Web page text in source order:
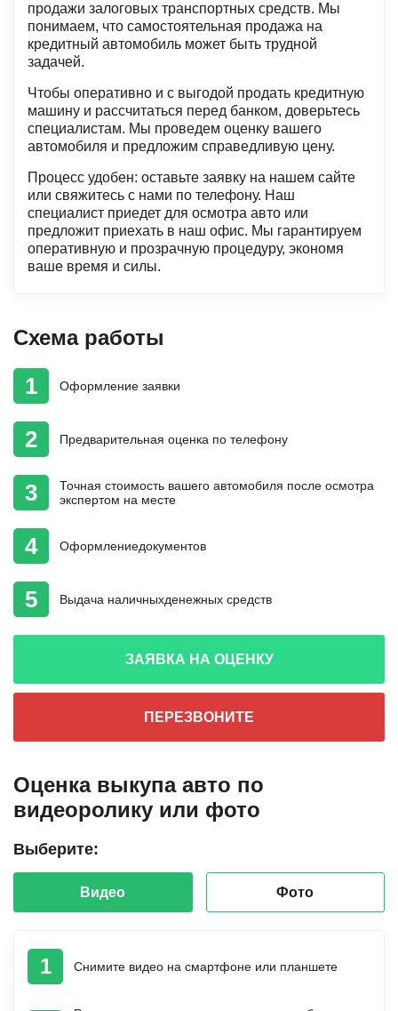
продажи залоговых транспортных средств. Мы
понимаем, что самостоятельная продажа на
кредитный автомобиль может быть трудной
задачей.
Чтобы оперативно и с выгодой продать кредитную
машину и рассчитаться перед банком, доверьтесь
специалистам. Мы проведем оценку вашего
автомобиля и предложим справедливую цену.
Процесс удобен: оставьте заявку на нашем сайте
или свяжитесь с нами по телефону. Наш
специалист приедет для осмотра авто или
предложит приехать в наш офис. Мы гарантируем
оперативную и прозрачную процедуру, экономя
ваше время и силы.
Схема работы
1 Оформление заявки
2 Предварительная оценка по телефону
3 Точная стоимость вашего автомобиля после осмотра
экспертом на месте
4 Оформлениедокументов
5 Выдача наличныхденежных средств
ЗАЯВКА НА ОЦЕНКУ
ПЕРЕЗВОНИТЕ
Оценка выкупа авто по
видеоролику или фото
Выберите:
Видео Фото
1 Снимите видео на смартфоне или планшете